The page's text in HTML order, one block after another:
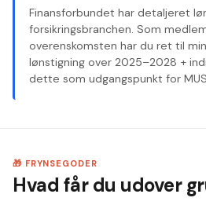
Finansforbundet har detaljeret
forsikringsbranchen. Som
overenskomsten har du ret til
lønstigning over 2025–2028 +
dette som udgangspunkt for
🎁 FRYNSEGODER
Hvad får du udover